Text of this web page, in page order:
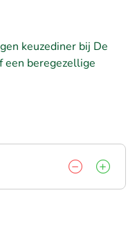
keuzediner bij De
een beregezellige